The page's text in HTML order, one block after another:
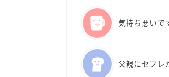
気持ち悪いで
父親にセフレ